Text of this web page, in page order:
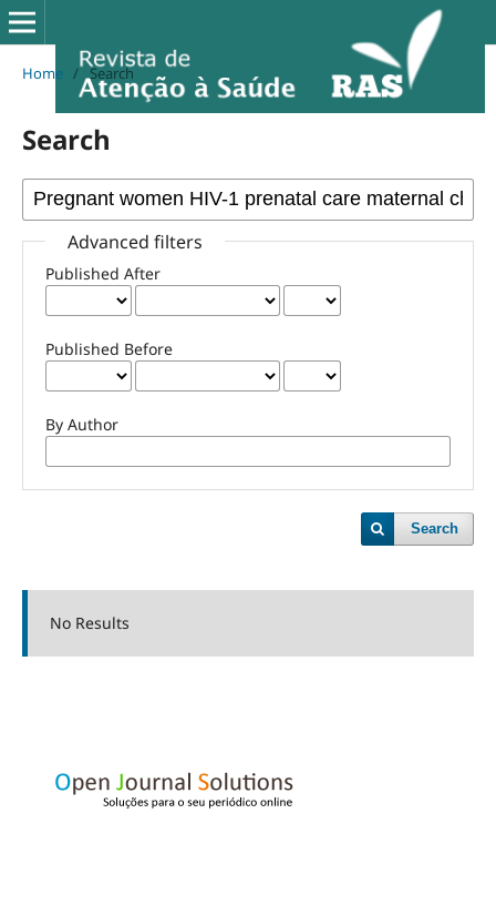
Home / Search
Search
Advanced filters
Published After
Published Before
By Author
Search
No Results